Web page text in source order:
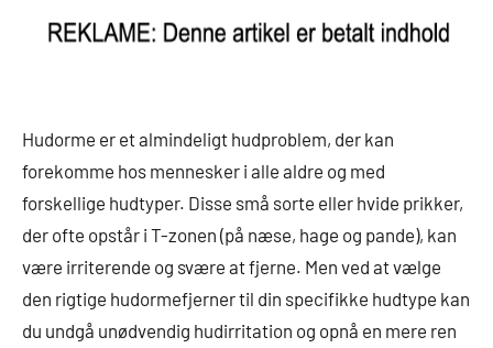
Hudorme er et almindeligt hudproblem, der kan
forekomme hos mennesker i alle aldre og med
forskellige hudtyper. Disse små sorte eller hvide prikker,
der ofte opstår i T-zonen (på næse, hage og pande), kan
være irriterende og svære at fjerne. Men ved at vælge
den rigtige hudormefjerner til din specifikke hudtype kan
du undgå unødvendig hudirritation og opnå en mere ren